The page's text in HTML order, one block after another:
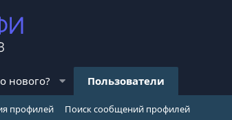
нового? Пользователи
профилей Поиск сообщений профилей